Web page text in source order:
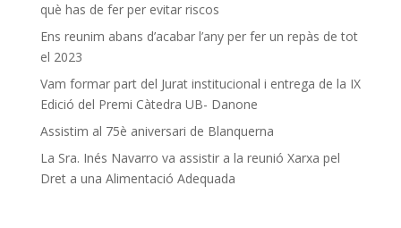
què has de fer per evitar riscos
Ens reunim abans d’acabar l’any per fer un repàs de tot
el 2023
Vam formar part del Jurat institucional i entrega de la IX
Edició del Premi Càtedra UB- Danone
Assistim al 75è aniversari de Blanquerna
La Sra. Inés Navarro va assistir a la reunió Xarxa pel
Dret a una Alimentació Adequada